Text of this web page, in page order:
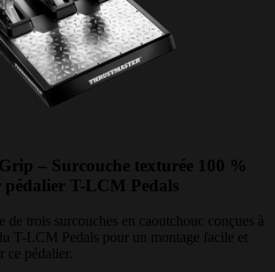
– Surcouche texturée 100 %
T-LCM Pedals
de trois surcouches en caoutchouc conçues à
T-LCM Pedals pour un montage facile et
pédalier.